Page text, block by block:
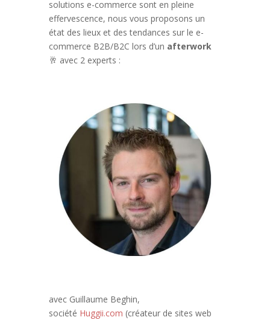
solutions e-commerce sont en pleine
effervescence, nous vous proposons un
état des lieux et des tendances sur le e-
commerce B2B/B2C lors d’un afterwork
🥂 avec 2 experts :
avec Guillaume Beghin,
société Huggii.com (créateur de sites web